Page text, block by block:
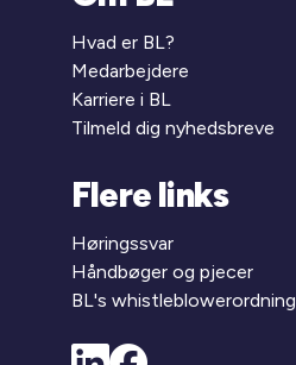
Hvad er BL?
Medarbejdere
Karriere i BL
Tilmeld dig nyhedsbreve
Flere links
Høringssvar
Håndbøger og pjecer
BL's whistleblowerordning